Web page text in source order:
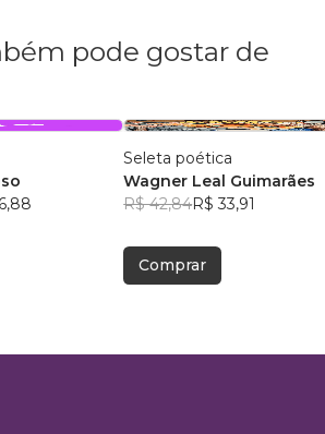
pode gostar de
Seleta poética
Wagner Leal Guimarães
R$ 42,84R$ 33,91
Comprar